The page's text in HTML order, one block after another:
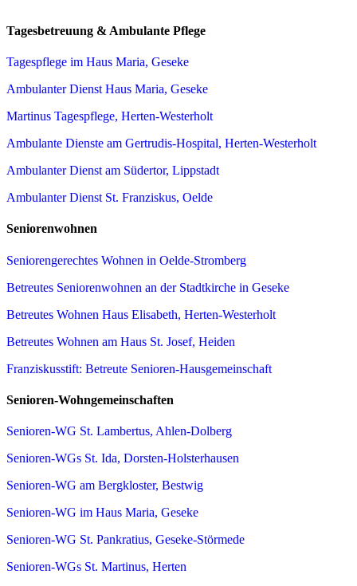
Tagesbetreuung & Ambulante Pflege
Tagespflege im Haus Maria, Geseke
Ambulanter Dienst Haus Maria, Geseke
Martinus Tagespflege, Herten-Westerholt
Ambulante Dienste am Gertrudis-Hospital, Herten-Westerholt
Ambulanter Dienst am Südertor, Lippstadt
Ambulanter Dienst St. Franziskus, Oelde
Seniorenwohnen
Seniorengerechtes Wohnen in Oelde-Stromberg
Betreutes Seniorenwohnen an der Stadtkirche in Geseke
Betreutes Wohnen Haus Elisabeth, Herten-Westerholt
Betreutes Wohnen am Haus St. Josef, Heiden
Franziskusstift: Betreute Senioren-Hausgemeinschaft
Senioren-Wohngemeinschaften
Senioren-WG St. Lambertus, Ahlen-Dolberg
Senioren-WGs St. Ida, Dorsten-Holsterhausen
Senioren-WG am Bergkloster, Bestwig
Senioren-WG im Haus Maria, Geseke
Senioren-WG St. Pankratius, Geseke-Störmede
Senioren-WGs St. Martinus, Herten